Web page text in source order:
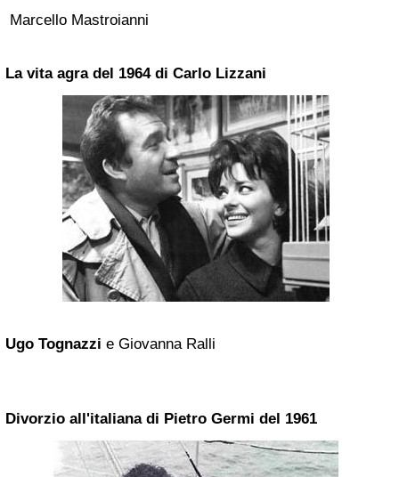
Marcello Mastroianni
La vita agra del 1964 di Carlo Lizzani
Ugo Tognazzi e Giovanna Ralli
Divorzio all'italiana di Pietro Germi del 1961